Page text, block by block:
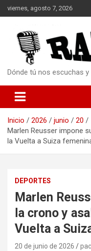
Saltar
al
viernes, agosto 7, 2026
Dónde tú nos escuchas
Inicio 2026 junio
20
Marlen Reusser impone
la Vuelta a Suiza
DEPORTES
Marlen
la crono y
Vuelta a
20 de junio de 2026